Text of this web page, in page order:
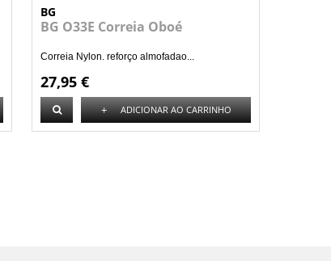
BG
BG O33E Correia Oboé
Correia Nylon. reforço almofadao...
27,95 €
+ ADICIONAR AO CARRINHO